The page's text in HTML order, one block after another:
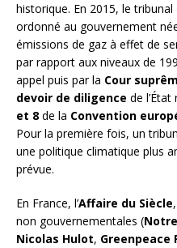
historique. En 2015, le
ordonné au gouvernement
émissions de gaz à effet de
par rapport aux niveaux de
appel puis par la Cour
devoir de diligence de
et 8 de la Convention
Pour la première fois, un
une politique climatique plus
prévue.
En France, l’Affaire du Siècle
non gouvernementales (
Nicolas Hulot, Greenpeace